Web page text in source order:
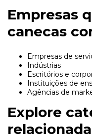
Empresas
canecas
Empresas de
Indústrias
Escritórios e
Instituições de
Agências de
Explore